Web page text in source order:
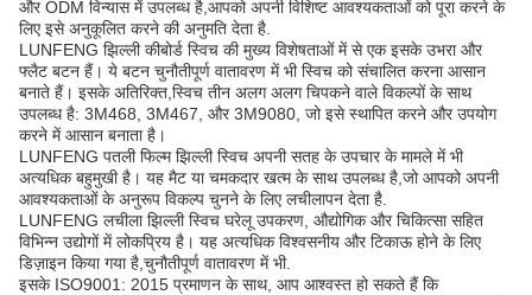
और ODM विन्यास में उपलब्ध है,आपको अपनी विशिष्ट आवश्यकताओं को पूरा करने के
लिए इसे अनुकूलित करने की अनुमति देता है.
LUNFENG झिल्ली कीबोर्ड स्विच की मुख्य विशेषताओं में से एक इसके उभरा और
फ्लैट बटन हैं। ये बटन चुनौतीपूर्ण वातावरण में भी स्विच को संचालित करना आसान
बनाते हैं। इसके अतिरिक्त,स्विच तीन अलग अलग चिपकने वाले विकल्पों के साथ
उपलब्ध है: 3M468, 3M467, और 3M9080, जो इसे स्थापित करने और उपयोग
करने में आसान बनाता है।
LUNFENG पतली फिल्म झिल्ली स्विच अपनी सतह के उपचार के मामले में भी
अत्यधिक बहुमुखी है। यह मैट या चमकदार खत्म के साथ उपलब्ध है,जो आपको अपनी
आवश्यकताओं के अनुरूप विकल्प चुनने के लिए लचीलापन देता है.
LUNFENG लचीला झिल्ली स्विच घरेलू उपकरण, औद्योगिक और चिकित्सा सहित
विभिन्न उद्योगों में लोकप्रिय है। यह अत्यधिक विश्वसनीय और टिकाऊ होने के लिए
डिज़ाइन किया गया है,चुनौतीपूर्ण वातावरण में भी.
इसके ISO9001: 2015 प्रमाणन के साथ, आप आश्वस्त हो सकते हैं कि